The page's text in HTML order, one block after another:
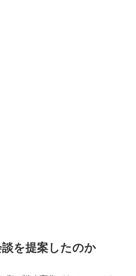
を提案したのか